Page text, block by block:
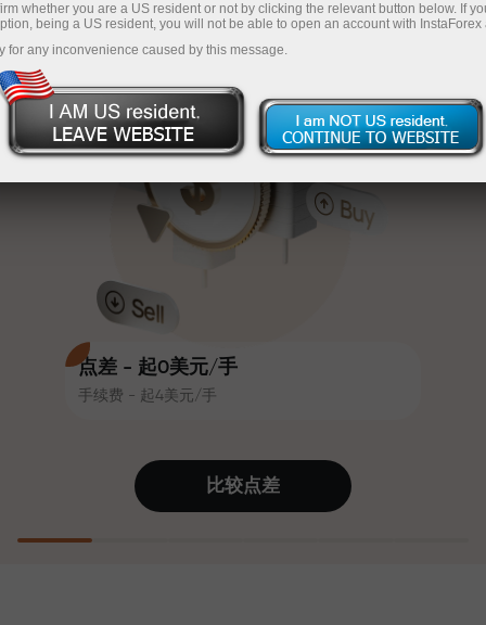
InstaForex
点差 - 起0美元/手
手续费 - 起4美元/手
时可获得高达30%的奖金，并享受
其他促销活动和优惠
赛道速度与交易速度共享相同价值
观。Ales Loprais将刺激与纪律元素
带入交易世界，作为InstaForex合作
伙伴，激励客户实现雄心勃勃的目
值账户即可获得iPhone、MacBook
或梦想旅行
您的专属礼物大奖
充值$333—选择价值高达$1,500的礼物
无风险交易—
我们保证您的利润
最高X1000奖金—市场上最大倍数
比较点差
whether you are a US resident or not by clicking the relevant button below. If
being a US resident, you will not be able to open an account with InstaForex
for any inconvenience caused by this message.